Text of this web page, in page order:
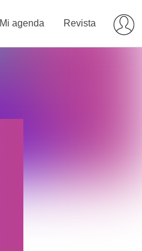
Mi agenda Revista